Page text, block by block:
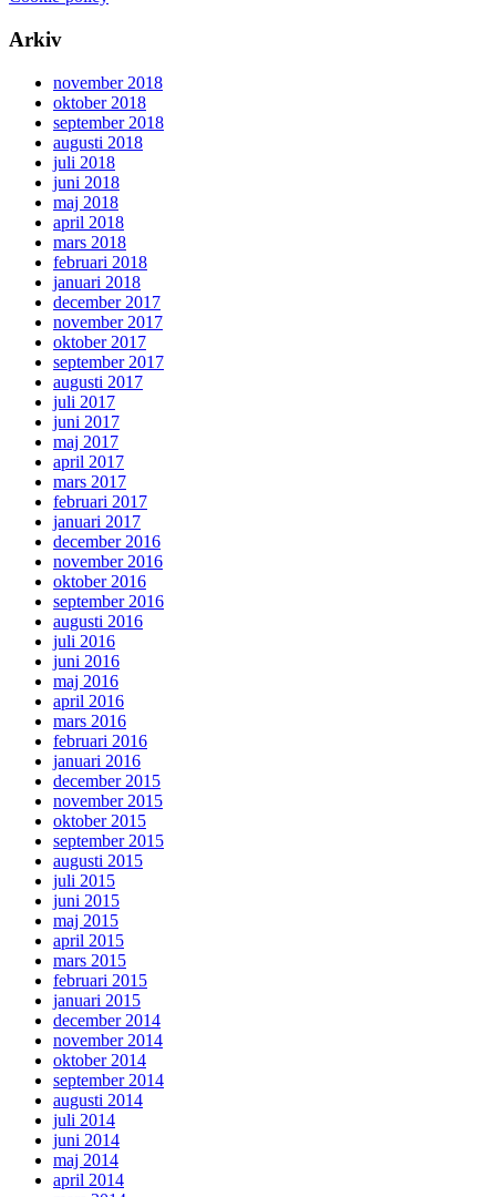
Arkiv
november 2018
oktober 2018
september 2018
augusti 2018
juli 2018
juni 2018
maj 2018
april 2018
mars 2018
februari 2018
januari 2018
december 2017
november 2017
oktober 2017
september 2017
augusti 2017
juli 2017
juni 2017
maj 2017
april 2017
mars 2017
februari 2017
januari 2017
december 2016
november 2016
oktober 2016
september 2016
augusti 2016
juli 2016
juni 2016
maj 2016
april 2016
mars 2016
februari 2016
januari 2016
december 2015
november 2015
oktober 2015
september 2015
augusti 2015
juli 2015
juni 2015
maj 2015
april 2015
mars 2015
februari 2015
januari 2015
december 2014
november 2014
oktober 2014
september 2014
augusti 2014
juli 2014
juni 2014
maj 2014
april 2014